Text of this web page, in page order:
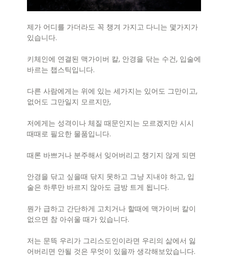
제가 어디를 가더라도 꼭 챙겨 가지고 다니는 몇가지가
있습니다.
키체인에 연결된 맥가이버 칼, 안경을 닦는 수건, 입술에
바르는 챕스틱입니다.
다른 사람에게는 위에 있는 세가지는 있어도 그만이고,
없어도 그만일지 모르지만,
저에게는 성격이나 체질 때문인지는 모르겠지만 시시
때때로 필요한 물품입니다.
때론 바쁘거나 분주해서 잊어버리고 챙기지 않게 되면
안경을 닦고 싶을때 닦지 못하고 그냥 지내야 하고, 입
술은 하루만 바르지 않아도 금방 트게 됩니다.
뭔가 급하고 간단하게 고치거나 할때에 맥가이버 칼이
없으면 참 아쉬울 때가 있습니다.
저는 문뜩 우리가 그리스도인이라면 우리의 삶에서 잃
어버리면 안될 것은 무엇이 있을까 생각해보았습니다.